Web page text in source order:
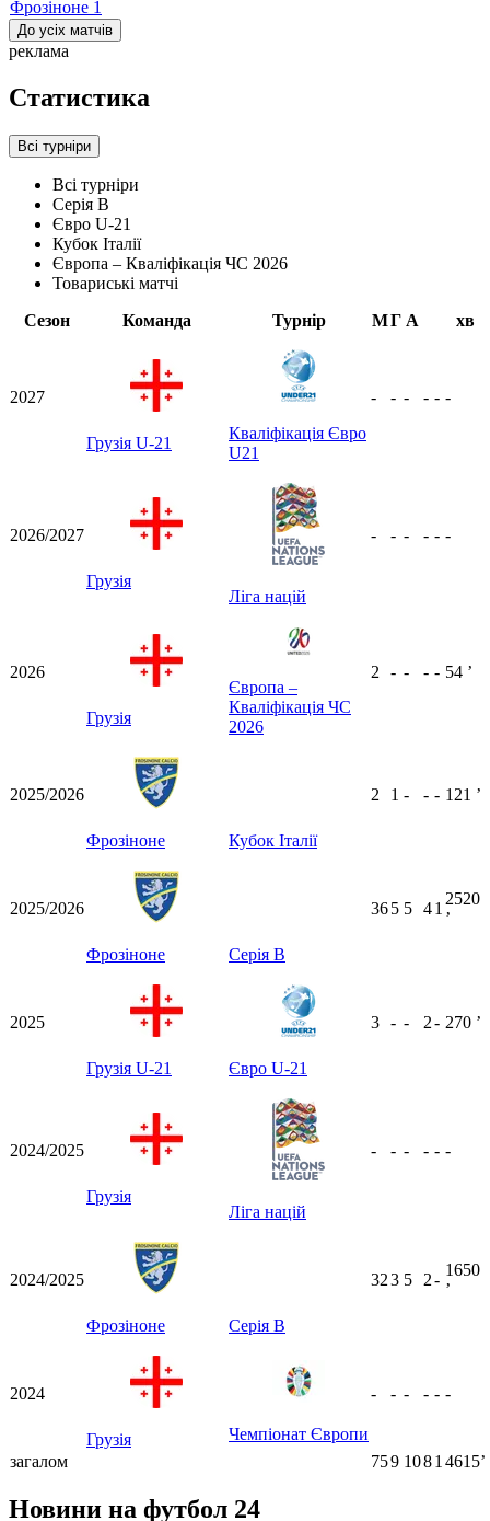
Фрозіноне 1
До усіх матчів
реклама
Статистика
Всі турніри
Всі турніри
Серія B
Євро U-21
Кубок Італії
Європа – Кваліфікація ЧС 2026
Товариські матчі
Сезон
Команда Турнір МГ А хв
2027
Грузія U-21
Кваліфікація Євро
U21
- - - - - -
2026/2027
Грузія
Ліга націй
- - - - - -
2026
Грузія
Європа –
Кваліфікація ЧС
2026
2 - - - - 54 ʼ
2025/2026
Фрозіноне Кубок Італії
2 1 - - - 121 ʼ
2025/2026
Фрозіноне Серія B
365 5 41
2520
ʼ
2025
Грузія U-21 Євро U-21
3 - - 2- 270 ʼ
2024/2025
Грузія
Ліга націй
- - - - - -
2024/2025
Фрозіноне Серія B
323 5 2-
1650
ʼ
2024
Грузія Чемпіонат Європи
- - - - - -
загалом 759 1081 4615ʼ
Новини на футбол 24